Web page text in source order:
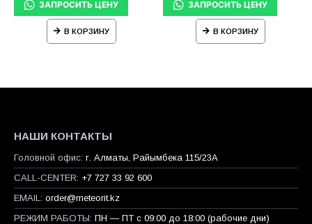
В КОРЗИНУ В КОРЗИНУ
НАШИ КОНТАКТЫ
Головной офис: г. Алматы, Райымбека 115/23A
CALL-CENTER: +7 727 33 92 600
EMAIL: order@meteorit.kz
РЕЖИМ РАБОТЫ: ПН — ПТ с 09:00 до 18:00 (рабочие дни)